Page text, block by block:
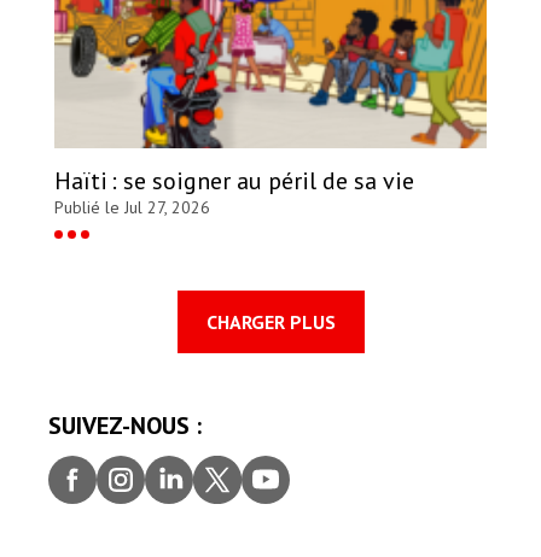
Haïti : se soigner au péril de sa vie
Publié le Jul 27, 2026
CHARGER PLUS
SUIVEZ-NOUS :
Faceb
ook
Insta
gram
Linke
dIn
Twitt
er
youtu
be